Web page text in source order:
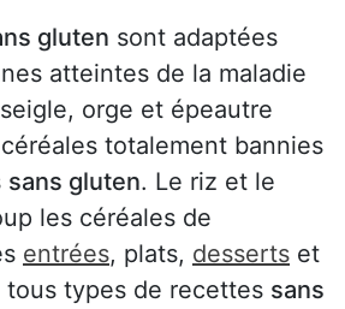
gluten sont adaptées
atteintes de la maladie
orge et épeautre
totalement bannies
sans gluten. Le riz et le
les céréales de
entrées, plats, desserts et
types de recettes sans